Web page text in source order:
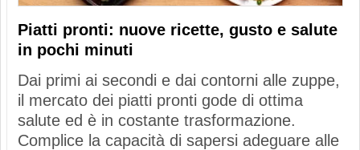
Piatti pronti: nuove ricette, gusto e salute
in pochi minuti
Dai primi ai secondi e dai contorni alle zuppe,
il mercato dei piatti pronti gode di ottima
salute ed è in costante trasformazione.
Complice la capacità di sapersi adeguare alle